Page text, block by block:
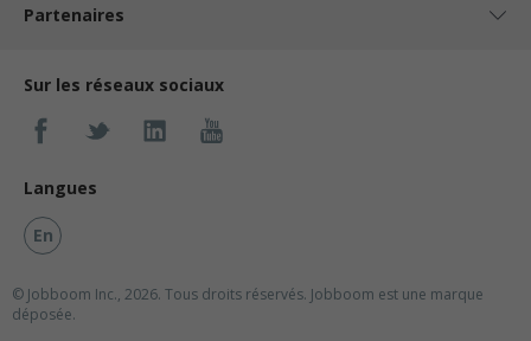
Partenaires
Sur les réseaux sociaux
Langues
En
© Jobboom Inc., 2026. Tous droits réservés. Jobboom est une marque
déposée.